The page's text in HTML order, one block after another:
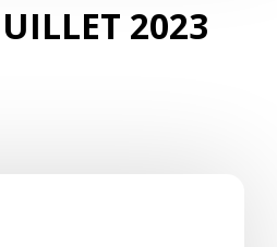
2023